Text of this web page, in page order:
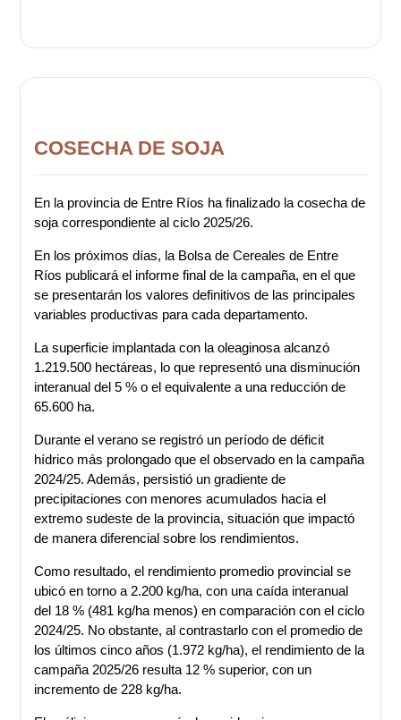
COSECHA DE SOJA
En la provincia de Entre Ríos ha finalizado la cosecha de
soja correspondiente al ciclo 2025/26.
En los próximos días, la Bolsa de Cereales de Entre
Ríos publicará el informe final de la campaña, en el que
se presentarán los valores definitivos de las principales
variables productivas para cada departamento.
La superficie implantada con la oleaginosa alcanzó
1.219.500 hectáreas, lo que representó una disminución
interanual del 5 % o el equivalente a una reducción de
65.600 ha.
Durante el verano se registró un período de déficit
hídrico más prolongado que el observado en la campaña
2024/25. Además, persistió un gradiente de
precipitaciones con menores acumulados hacia el
extremo sudeste de la provincia, situación que impactó
de manera diferencial sobre los rendimientos.
Como resultado, el rendimiento promedio provincial se
ubicó en torno a 2.200 kg/ha, con una caída interanual
del 18 % (481 kg/ha menos) en comparación con el ciclo
2024/25. No obstante, al contrastarlo con el promedio de
los últimos cinco años (1.972 kg/ha), el rendimiento de la
campaña 2025/26 resulta 12 % superior, con un
incremento de 228 kg/ha.